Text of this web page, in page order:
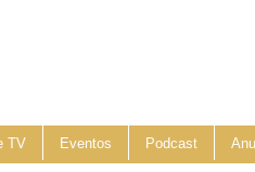
TV Eventos Podcast